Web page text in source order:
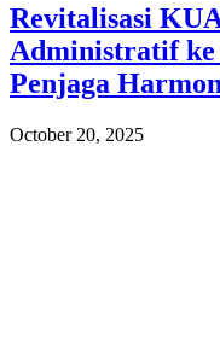
Revitalisasi
Administratif ke
Penjaga
October 20, 2025